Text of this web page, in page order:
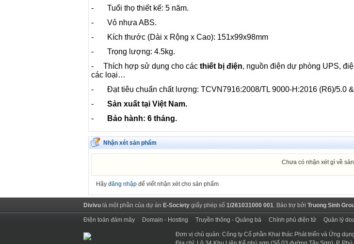
- Tuổi thọ thiết kế: 5 năm.
- Vỏ nhựa ABS.
- Kích thước (Dài x Rộng x Cao): 151x99x98mm
- Trọng lượng: 4.5kg.
- Thích hợp sử dụng cho các thiết bị điện, nguồn điện dự phòng UPS,
các loại…
- Đạt tiêu chuẩn chất lượng: TCVN7916:2008/TL 9000-H:2016 (R6)/5.0 &
- Sản xuất tại Việt Nam.
-
Bảo hành: 6 tháng.
Nhận xét sản phẩm
Chưa có nhận xét gì về
Hãy đăng nhập để viết nhận xét cho sản phẩm
Divivu là một phần của dự án E-Society giấy phép số 1/261031000 001. Bảo trợ bởi Truong Sinh
Điện toán đám mây Domain - Hosting Truyền thông - Quảng bá Chính phủ điện tử Quản lý
Đơn vị chủ quản: Công ty Cổ phần Khai thác Phát triển và Ứng